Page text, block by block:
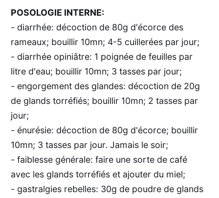
POSOLOGIE INTERNE:
- diarrhée: décoction de 80g d'écorce des
rameaux; bouillir 10mn; 4-5 cuillerées par jour;
- diarrhée opiniâtre: 1 poignée de feuilles par
litre d'eau; bouillir 10mn; 3 tasses par jour;
- engorgement des glandes: décoction de 20g
de glands torréfiés; bouillir 10mn; 2 tasses par
jour;
- énurésie: décoction de 80g d'écorce; bouillir
10mn; 3 tasses par jour. Jamais le soir;
- faiblesse générale: faire une sorte de café
avec les glands torréfiés et ajouter du miel;
- gastralgies rebelles: 30g de poudre de glands